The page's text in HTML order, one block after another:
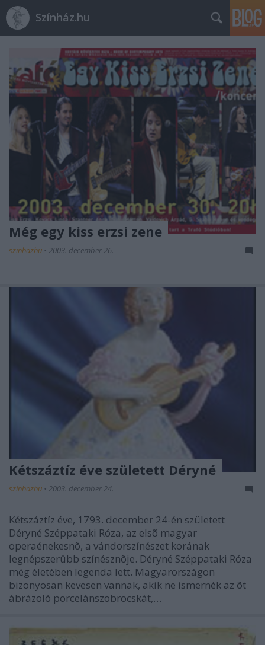
Színház.hu
Még egy kiss erzsi zene
szinhazhu • 2003. december 26.
Kétszáztíz éve született Déryné
szinhazhu • 2003. december 24.
Kétszáztíz éve, 1793. december 24-én született
Déryné Széppataki Róza, az elsõ magyar
operaénekesnõ, a vándorszínészet korának
legnépszerûbb színésznõje. Déryné Széppataki Róza
még életében legenda lett. Magyarországon
bizonyosan kevesen vannak, akik ne ismernék az õt
ábrázoló porcelánszobrocskát,…